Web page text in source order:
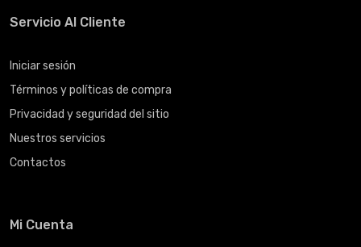
Servicio Al Cliente
Iniciar sesión
Términos y políticas de compra
Privacidad y seguridad del sitio
Nuestros servicios
Contactos
Mi Cuenta